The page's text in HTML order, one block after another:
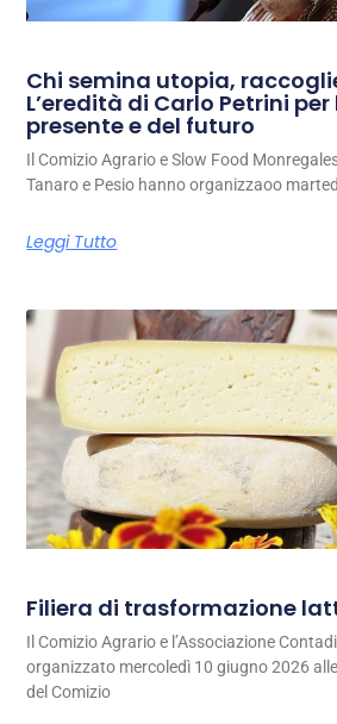
Chi semina utopia,
L’eredità di Carlo Petrini
presente e del futuro
Il Comizio Agrario e Slow Food
Tanaro e Pesio hanno organizzaoo
Leggi Tutto
Filiera di trasformazione
Il Comizio Agrario e l’Associazione
organizzato mercoledì 10 giugno 2026
del Comizio